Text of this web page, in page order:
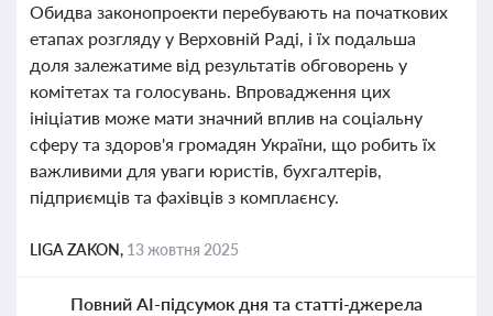
Обидва законопроекти перебувають на початкових
етапах розгляду у Верховній Раді, і їх подальша
доля залежатиме від результатів обговорень у
комітетах та голосувань. Впровадження цих
ініціатив може мати значний вплив на соціальну
сферу та здоров'я громадян України, що робить їх
важливими для уваги юристів, бухгалтерів,
підприємців та фахівців з комплаєнсу.
LIGA ZAKON, 13 жовтня 2025
Повний AI-підсумок дня та статті-джерела